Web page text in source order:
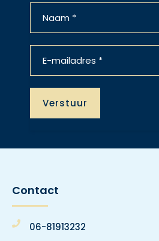
Contact
06-81913232